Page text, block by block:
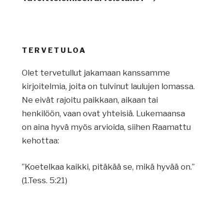
TERVETULOA
Olet tervetullut jakamaan kanssamme
kirjoitelmia, joita on tulvinut laulujen lomassa.
Ne eivät rajoitu paikkaan, aikaan tai
henkilöön, vaan ovat yhteisiä. Lukemaansa
on aina hyvä myös arvioida, siihen Raamattu
kehottaa:
”Koetelkaa kaikki, pitäkää se, mikä hyvää on.”
(1.Tess. 5:21)